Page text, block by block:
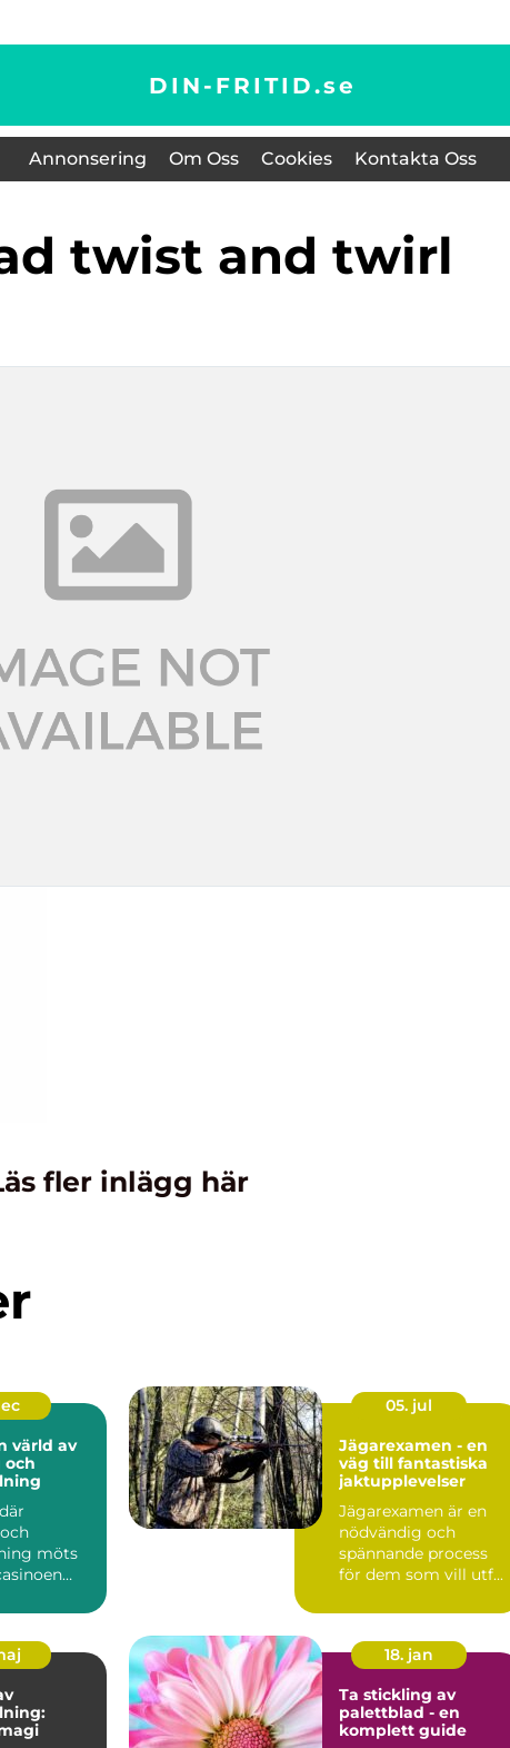
DIN-FRITID.se
Annonsering Om Oss Cookies Kontakta Oss
twist and twirl
fler inlägg här
värld av
och
möts
05. jul
Jägarexamen - en
väg till fantastiska
jaktupplevelser
Jägarexamen är en
nödvändig och
spännande process
för dem som vill utf...
18. jan
Ta stickling av
palettblad - en
komplett guide